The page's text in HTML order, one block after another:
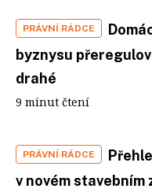
PRÁVNÍ RÁDCE
byznysu
drahé
9 minut čtení
PRÁVNÍ RÁDCE
v novém stavebním